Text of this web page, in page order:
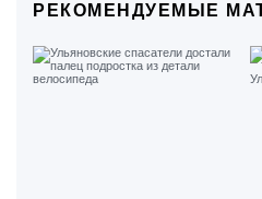
РЕКОМЕНДУЕМЫЕ